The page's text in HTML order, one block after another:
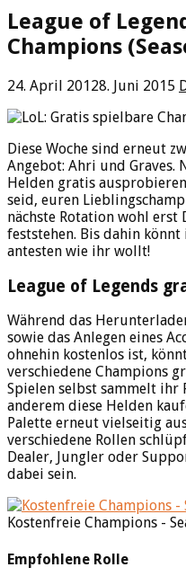
League of
Champions
24. April 20128. Juni 2015
Diese Woche sind erneut
Angebot: Ahri und Graves.
Helden gratis
seid, euren
nächste Rotation wohl erst
feststehen. Bis dahin
antesten wie ihr wollt!
League of Legends
Während das
sowie das Anlegen eines
ohnehin kostenlos ist,
verschiedene Champions
Spielen selbst sammelt
anderem diese Helden
Palette erneut vielseitig
verschiedene Rollen
Dealer, Jungler oder
dabei sein.
Kostenfreie Champions -
Empfohlene Rolle